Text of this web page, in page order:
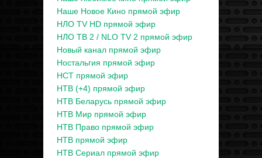
Наше Новое Кино прямой эфир
НЛО TV HD прямой эфир
НЛО ТВ 2 / NLO TV 2 прямой эфир
Новый канал прямой эфир
Ностальгия прямой эфир
НСТ прямой эфир
НТВ (+4) прямой эфир
НТВ Беларусь прямой эфир
НТВ Мир прямой эфир
НТВ Право прямой эфир
НТВ прямой эфир
НТВ Сериал прямой эфир